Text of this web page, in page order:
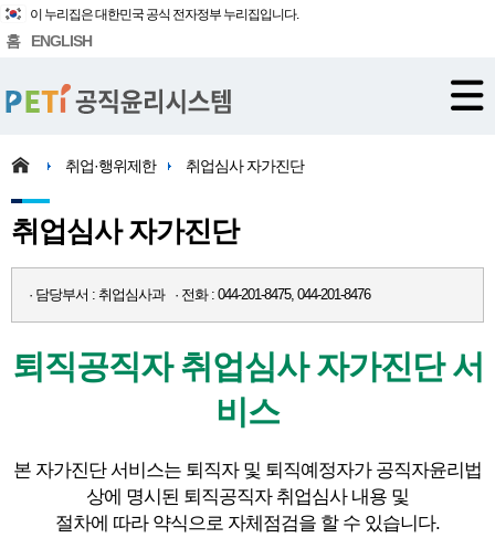
이 누리집은 대한민국 공식 전자정부 누리집입니다.
홈 ENGLISH
취업·행위제한 취업심사 자가진단
취업심사 자가진단
· 담당부서 : 취업심사과 · 전화 : 044-201-8475, 044-201-8476
퇴직공직자 취업심사 자가진단 서
비스
본 자가진단 서비스는 퇴직자 및 퇴직예정자가 공직자윤리법
상에 명시된 퇴직공직자 취업심사 내용 및
절차에 따라 약식으로 자체점검을 할 수 있습니다.